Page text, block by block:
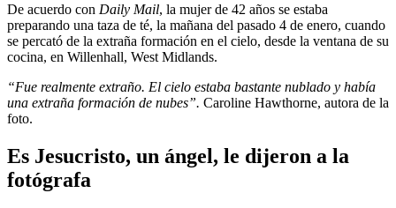
De acuerdo con Daily Mail, la mujer de 42 años se estaba
preparando una taza de té, la mañana del pasado 4 de enero, cuando
se percató de la extraña formación en el cielo, desde la ventana de su
cocina, en Willenhall, West Midlands.
“Fue realmente extraño. El cielo estaba bastante nublado y había
una extraña formación de nubes”. Caroline Hawthorne, autora de la
foto.
Es Jesucristo, un ángel, le dijeron a la
fotógrafa